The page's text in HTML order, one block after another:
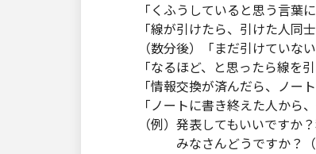
「くふうしていると思う言葉に
「線が引けたら、引けた人同士
（数分後）「まだ引けていない
「なるほど、と思ったら線を引
「情報交換が済んだら、ノート
「ノートに書き終えた人から、
（例）発表してもいいですか
みなさんどうですか？（違う